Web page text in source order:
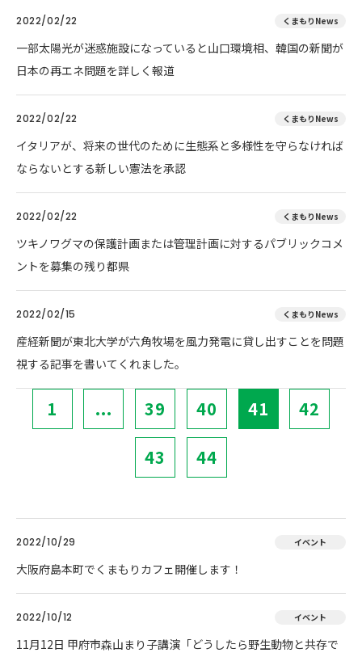
2022/02/22 くまもりNews
一部太陽光が迷惑施設になっていると山口環境相、韓国の新聞が
日本の再エネ問題を詳しく報道
2022/02/22 くまもりNews
イタリアが、将来の世代のために生態系と多様性を守らなければ
ならないとする新しい憲法を承認
2022/02/22 くまもりNews
ツキノワグマの保護計画または管理計画に対するパブリックコメ
ントを募集の残り都県
2022/02/15 くまもりNews
産経新聞が東北大学が六角牧場を風力発電に貸し出すことを問題
視する記事を書いてくれました。
1 ... 39 40 41 42
43 44
2022/10/29 イベント
大阪府島本町でくまもりカフェ開催します！
2022/10/12 イベント
11月12日 甲府市森山まり子講演「どうしたら野生動物と共存で